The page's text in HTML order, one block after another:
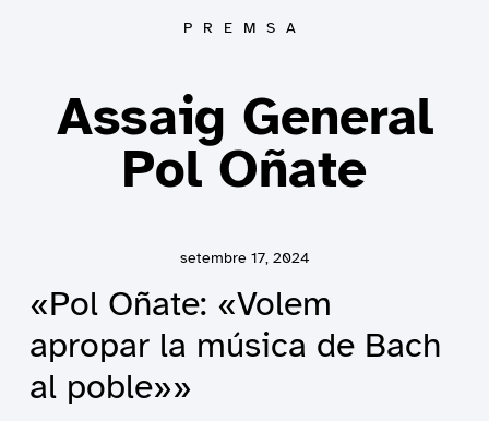
PREMSA
Assaig General
Pol Oñate
setembre 17, 2024
«Pol Oñate: «Volem
apropar la música de Bach
al poble»»